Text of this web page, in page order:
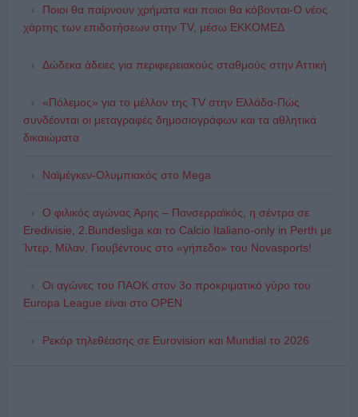
Ποιοι θα παίρνουν χρήματα και ποιοι θα κόβονται-Ο νέος
χάρτης των επιδοτήσεων στην TV, μέσω ΕΚΚΟΜΕΔ
Δώδεκα άδειες για περιφερειακούς σταθμούς στην Αττική
«Πόλεμος» για το μέλλον της TV στην Ελλάδα-Πώς
συνδέονται οι μεταγραφές δημοσιογράφων και τα αθλητικά
δικαιώματα
Ναϊμέγκεν-Ολυμπιακός στο Mega
Ο φιλικός αγώνας Άρης – Πανσερραϊκός, η σέντρα σε
Eredivisie, 2.Bundesliga και το Calcio Italiano-only in Perth με
Ίντερ, Μίλαν, Γιουβέντους στο «γήπεδο» του Novasports!
Οι αγώνες του ΠΑΟΚ στον 3ο προκριματικό γύρο του
Europa League είναι στο OPEN
Ρεκόρ τηλεθέασης σε Eurovision και Mundial το 2026